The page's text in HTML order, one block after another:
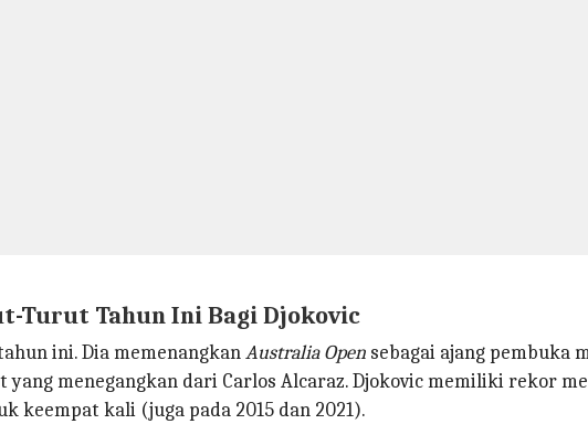
Turut Tahun Ini Bagi Djokovic
ini. Dia memenangkanAustralia Open sebagai ajang pembuka
menegangkan dari Carlos Alcaraz. Djokovic memiliki rekor
kali (juga pada 2015 dan 2021).